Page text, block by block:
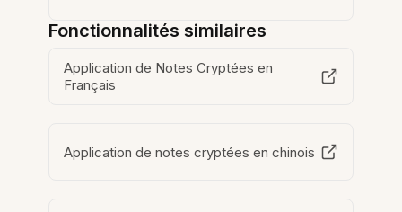
Fonctionnalités similaires
Application de Notes Cryptées en
Français
Application de notes cryptées en chinois